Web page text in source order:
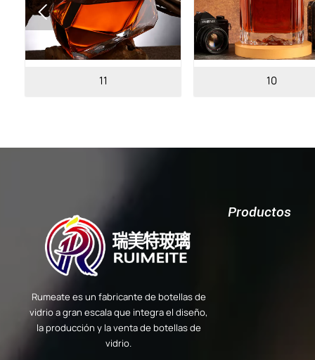

Rumeate es un fabricante de botellas de
vidrio a gran escala que integra el diseño,
la producción y la venta de botellas de
vidrio.
Productos